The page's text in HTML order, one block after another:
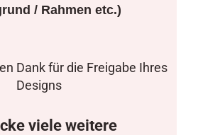
/ Rahmen etc.)
Dank für die Freigabe Ihres
Designs
viele weitere